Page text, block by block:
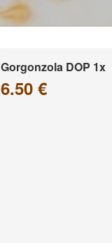
Gorgonzola DOP 1x
6.50 €